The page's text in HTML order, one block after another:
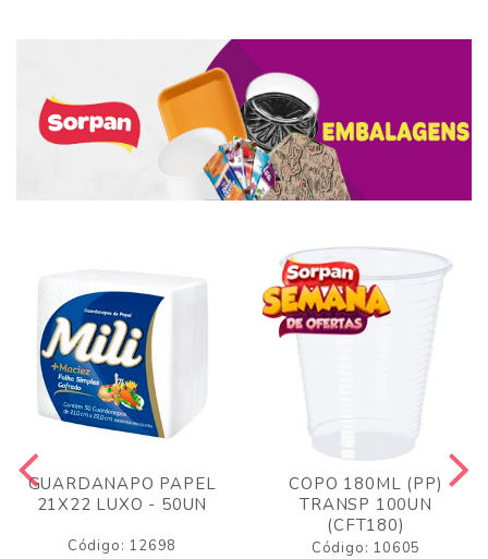
GUARDANAPO PAPEL
21X22 LUXO - 50UN
Código: 12698
COPO 180ML (PP)
TRANSP 100UN
(CFT180)
Código: 10605